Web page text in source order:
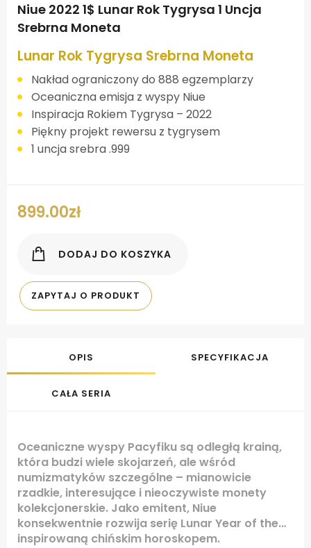
Niue 2022 1$ Lunar Rok Tygrysa 1 Uncja
Srebrna Moneta
Lunar Rok Tygrysa Srebrna Moneta
Nakład ograniczony do 888 egzemplarzy
Oceaniczna emisja z wyspy Niue
Inspiracja Rokiem Tygrysa – 2022
Piękny projekt rewersu z tygrysem
1 uncja srebra .999
899.00zł
DODAJ DO KOSZYKA
ZAPYTAJ O PRODUKT
OPIS SPECYFIKACJA
CAŁA SERIA
Oceaniczne wyspy Pacyfiku są odległą krainą,
która budzi wiele skojarzeń, ale wśród
numizmatyków szczególne – mianowicie
rzadkie, interesujące i nieoczywiste monety
kolekcjonerskie. Jako emitent, Niue
konsekwentnie rozwija serię Lunar Year of the…
inspirowaną chińskim horoskopem.